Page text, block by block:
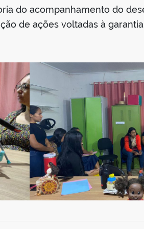
do acompanhamento do
de ações voltadas à